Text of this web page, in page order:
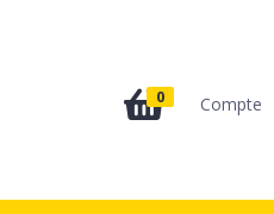
0 Compte